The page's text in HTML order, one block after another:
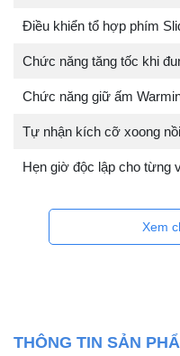
Điều khiển tổ hợp phím
Chức năng tăng tốc khi
Chức năng giữ ấm
Tự nhận kích cỡ xoong
Hẹn giờ độc lập cho từng
Xem
THÔNG TIN SẢN